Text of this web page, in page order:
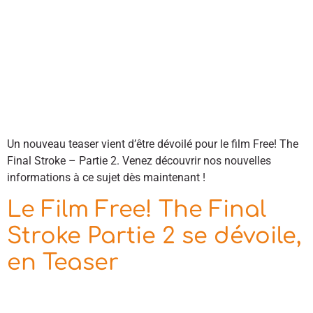
Un nouveau teaser vient d’être dévoilé pour le film Free! The
Final Stroke – Partie 2. Venez découvrir nos nouvelles
informations à ce sujet dès maintenant !
Le Film Free! The Final
Stroke Partie 2 se dévoile,
en Teaser